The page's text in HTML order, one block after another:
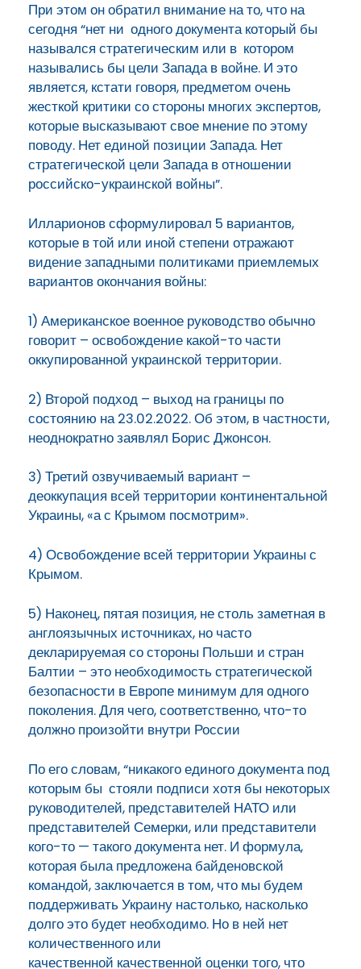
При этом он обратил внимание на то, что на
сегодня “нет ни одногодокумента который бы
назывался стратегическим или в котором
назывались бы цели Запада в войне. И это
является, кстати говоря, предметом очень
жесткой критики со стороны многих экспертов,
которые высказывают свое мнение по этому
поводу. Нет единой позиции Запада. Нет
стратегической цели Запада в отношении
российско-украинской войны”.
Илларионов сформулировал 5 вариантов,
которые в той или иной степени отражают
видение западными политиками приемлемых
вариантов окончания войны:
1) Американское военное руководство обычно
говорит – освобождение какой-то части
оккупированной украинской территории.
2) Второй подход – выход на границы по
состоянию на 23.02.2022. Об этом, в частности,
неоднократно заявлял Борис Джонсон.
3) Третий озвучиваемый вариант –
деоккупация всей территории континентальной
Украины, «а с Крымом посмотрим».
4) Освобождение всей территории Украины с
Крымом.
5) Наконец, пятая позиция, не столь заметная в
англоязычных источниках, но часто
декларируемая со стороны Польши и стран
Балтии – это необходимость стратегической
безопасности в Европе минимум для одного
поколения. Для чего, соответственно, что-то
должно произойти внутри России
По его словам, “никакого единого документа под
которым бы стояли подписи хотя бы некоторых
руководителей, представителей НАТО или
представителей Семерки, или представители
кого-то —такого документа нет. И формула,
которая была предложенабайденовской
командой, заключается в том, что мы будем
поддерживать Украину настолько, насколько
долго это будет необходимо. Но в ней нет
количественного или
качественной качественной оценки того, что